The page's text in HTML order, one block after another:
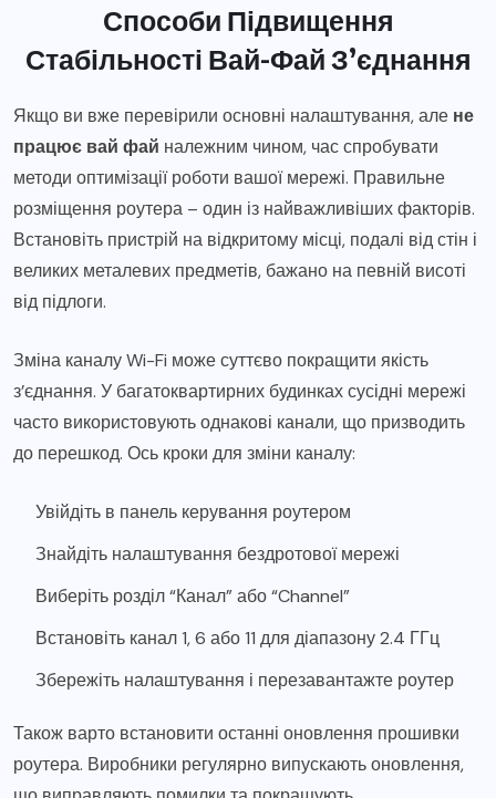
Способи Підвищення
Стабільності Вай-Фай З’єднання
Якщо ви вже перевірили основні налаштування, але не
працює вай фай належним чином, час спробувати
методи оптимізації роботи вашої мережі. Правильне
розміщення роутера – один із найважливіших факторів.
Встановіть пристрій на відкритому місці, подалі від стін і
великих металевих предметів, бажано на певній висоті
від підлоги.
Зміна каналу Wi-Fi може суттєво покращити якість
з’єднання. У багатоквартирних будинках сусідні мережі
часто використовують однакові канали, що призводить
до перешкод. Ось кроки для зміни каналу:
Увійдіть в панель керування роутером
Знайдіть налаштування бездротової мережі
Виберіть розділ “Канал” або “Channel”
Встановіть канал 1, 6 або 11 для діапазону 2.4 ГГц
Збережіть налаштування і перезавантажте роутер
Також варто встановити останні оновлення прошивки
роутера. Виробники регулярно випускають оновлення,